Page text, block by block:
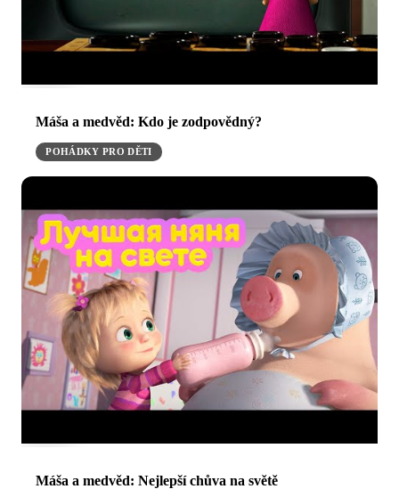
Máša a medvěd: Kdo je zodpovědný?
POHÁDKY PRO DĚTI
Máša a medvěd: Nejlepší chůva na světě